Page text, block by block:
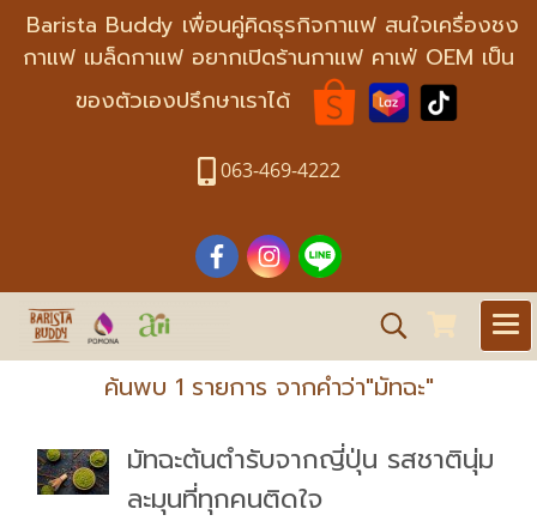
Barista Buddy เพื่อนคู่คิดธุรกิจกาแฟ สนใจเครื่องชง
กาแฟ เมล็ดกาแฟ อยากเปิดร้านกาแฟ คาเฟ่ OEM เป็น
ของตัวเองปรึกษาเราได้
063-469-4222
ค้นพบ 1 รายการ จากคำว่า"มัทฉะ"
มัทฉะต้นตำรับจากญี่ปุ่น รสชาตินุ่ม
ละมุนที่ทุกคนติดใจ